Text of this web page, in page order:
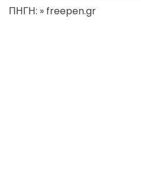
ΠΗΓΗ: » freepen.gr